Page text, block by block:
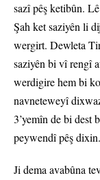
sazî pêş ketibûn.
Şah ket saziyên li
wergirt. Dewleta
saziyên bi vî rengî
werdigire hem bi
navneteweyî
3’yemîn de bi dest
peywendî pêş dixin.
Ji dema avabûna